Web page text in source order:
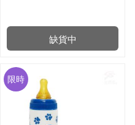
缺貨中
限時